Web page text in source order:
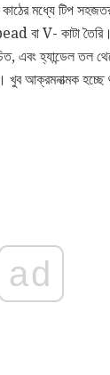
মধ্যে টিপ
বা V- কাটা তৈরি।
এবং হ্যান্ডেল তল
আক্রমনাত্মক
ad